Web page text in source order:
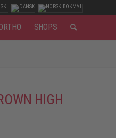
ORTHO SHOPS
HIGH